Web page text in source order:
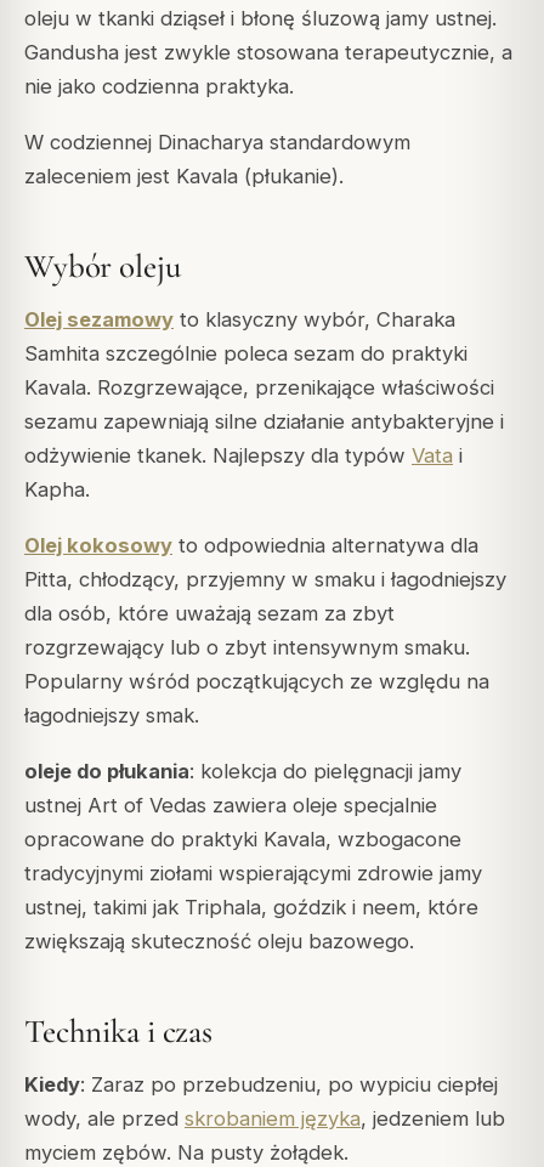
oleju w tkanki dziąseł i błonę śluzową jamy ustnej.
Gandusha jest zwykle stosowana terapeutycznie, a
nie jako codzienna praktyka.
W codziennej Dinacharya standardowym
zaleceniem jest Kavala (płukanie).
Wybór oleju
Olej sezamowy to klasyczny wybór, Charaka
Samhita szczególnie poleca sezam do praktyki
Kavala. Rozgrzewające, przenikające właściwości
sezamu zapewniają silne działanie antybakteryjne i
odżywienie tkanek. Najlepszy dla typów Vata i
Kapha.
Olej kokosowy to odpowiednia alternatywa dla
Pitta, chłodzący, przyjemny w smaku i łagodniejszy
dla osób, które uważają sezam za zbyt
rozgrzewający lub o zbyt intensywnym smaku.
Popularny wśród początkujących ze względu na
łagodniejszy smak.
oleje do płukania: kolekcja do pielęgnacji jamy
ustnej Art of Vedas zawiera oleje specjalnie
opracowane do praktyki Kavala, wzbogacone
tradycyjnymi ziołami wspierającymi zdrowie jamy
ustnej, takimi jak Triphala, goździk i neem, które
zwiększają skuteczność oleju bazowego.
Technika i czas
Kiedy: Zaraz po przebudzeniu, po wypiciu ciepłej
wody, ale przed skrobaniem języka, jedzeniem lub
myciem zębów. Na pusty żołądek.